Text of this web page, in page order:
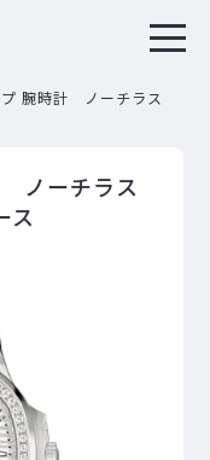
腕時計 ノーチラス
ノーチラス
ス